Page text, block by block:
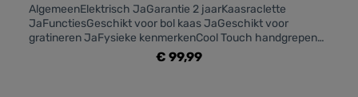
AlgemeenElektrisch JaGarantie 2 jaarKaasraclette
JaFunctiesGeschikt voor bol kaas JaGeschikt voor
gratineren JaFysieke kenmerkenCool Touch handgrepen
JaKleur ZwartGebruiksgemakType Thermostaat Traploos
regelbaar (tot 310°C)Onderhoud & ReinigingVolledig
€ 99,99